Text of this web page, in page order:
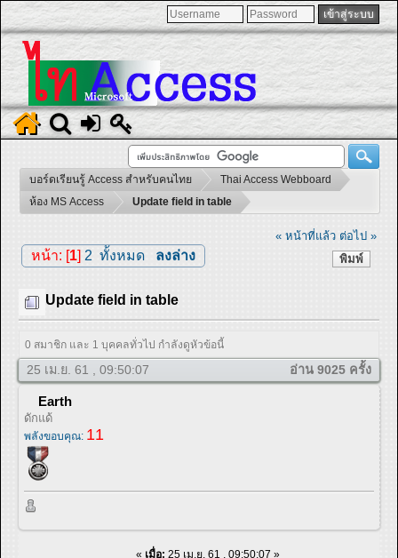
บอร์ดเรียนรู้ Access สำหรับคนไทย
Thai Access Webboard
ห้อง MS Access
Update field in table
« หน้าที่แล้ว ต่อไป »
พิมพ์
หน้า: [1] 2 ทั้งหมด ลงล่าง
Update field in table
0 สมาชิก และ 1 บุคคลทั่วไป กำลังดูหัวข้อนี้
25 เม.ย. 61 , 09:50:07 อ่าน 9025 ครั้ง
Earth
ดักแด้
พลังขอบคุณ: 11
« เมื่อ: 25 เม.ย. 61 , 09:50:07 »